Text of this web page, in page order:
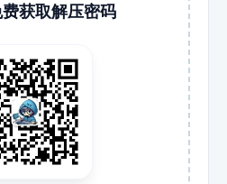
获取解压密码